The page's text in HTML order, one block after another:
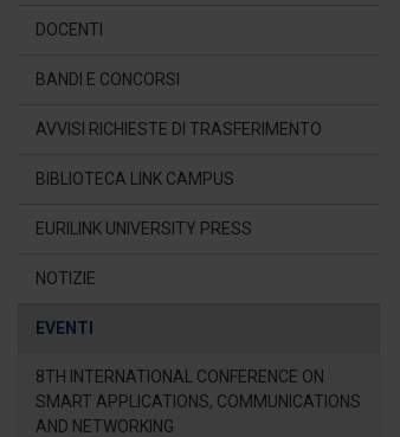
DOCENTI
BANDI E CONCORSI
AVVISI RICHIESTE DI TRASFERIMENTO
BIBLIOTECA LINK CAMPUS
EURILINK UNIVERSITY PRESS
NOTIZIE
EVENTI
8TH INTERNATIONAL CONFERENCE ON
SMART APPLICATIONS, COMMUNICATIONS
AND NETWORKING